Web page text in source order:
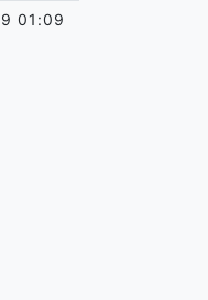
01:09